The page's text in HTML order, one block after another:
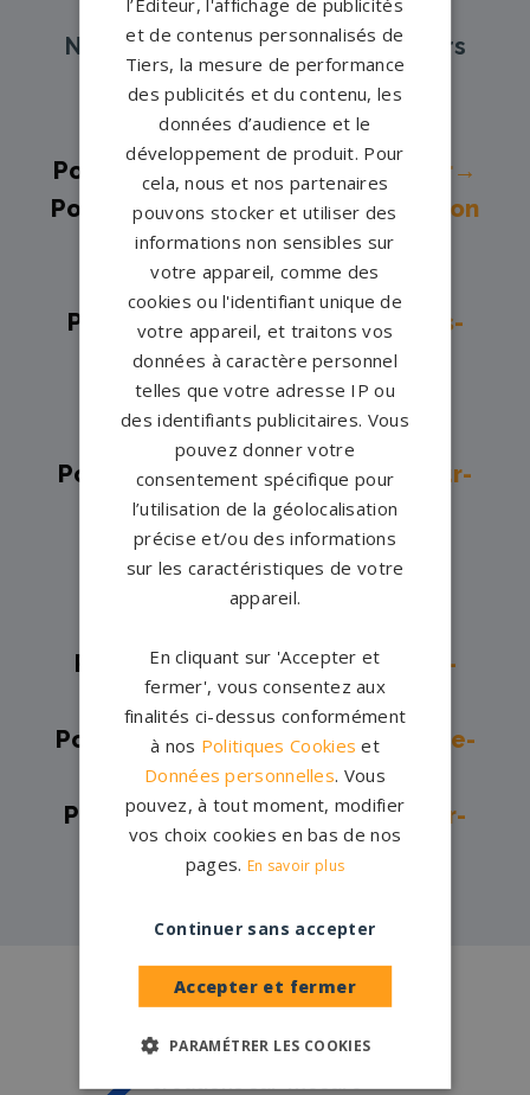
Nos pompes funèbres et marbriers
partenaires à proximité
Pompes funèbres -
Cercy-la-Tour→
Pompes funèbres -Château-Chinon
(Ville)→
Pompes funèbres - Clamecy→
Pompes funèbres -Cosne-Cours-
sur-Loire→
Pompes funèbres -Donzy→
Pompes funèbres -Guérigny→
Pompes funèbres - La Charité-sur-
Loire→
Pompes funèbres - Moulins-
Engilbert→
Pompes funèbres -Saint-Benin-
d'Azy→
Pompes funèbres - Saint-Pierre-le-
Moûtier→
Pompes funèbres -Sermoise-sur-
Loire→
Conception française
Qui sommes-nous ?
Créationssur-mesure
et de contenus personnalisés de
Tiers, la mesure de performance
des publicités et du contenu, les
données d’audience et le
développement de produit. Pour
cela, nous et nos partenaires
pouvons stocker et utiliser des
informations non sensibles sur
votre appareil, comme des
cookies ou l'identifiant unique de
votre appareil, et traitons vos
données à caractère personnel
telles que votre adresse IP ou
des identifiants publicitaires. Vous
pouvez donner votre
consentement spécifique pour
l’utilisation de la géolocalisation
précise et/ou des informations
sur les caractéristiques de votre
appareil.
En cliquant sur 'Accepter et
fermer', vous consentez aux
finalités ci-dessus conformément
à nos Politiques Cookies et
Données personnelles. Vous
pouvez, à tout moment, modifier
vos choix cookies en bas de nos
pages. En savoir plus
Accepter et fermer
Continuer sans accepter
PARAMÉTRER LES COOKIES